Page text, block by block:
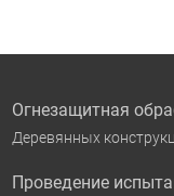
Огнезащитная
Деревянных
Проведение